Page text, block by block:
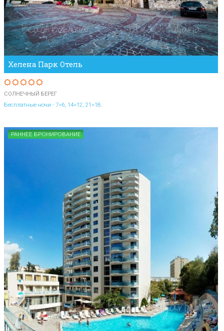
Хелена Парк Отель
СОЛНЕЧНЫЙ БЕРЕГ
Бесплатные ночи - 7=6, 14=12, 21=18.
РАННЕЕ БРОНИРОВАНИЕ